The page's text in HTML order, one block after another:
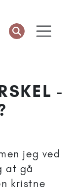
-
jeg ved
at gå
kristne